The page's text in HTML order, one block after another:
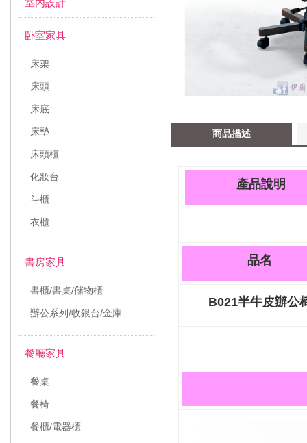
室內設計
卧室家具
床架
床頭
床底
床墊
床頭櫃
化妝台
斗櫃
衣櫃
書房家具
書櫃/書桌/儲物櫃
辦公系列/收銀台/金庫
餐廳家具
餐桌
餐椅
餐櫃/電器櫃
商品描述
產品說明
品名
B021半牛皮辦公